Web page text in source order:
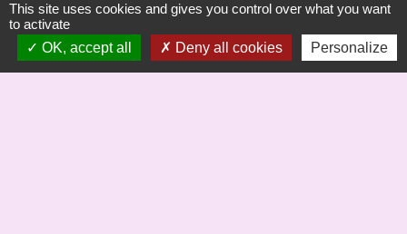
Signaler une erreur sur cette page
This site uses cookies and gives you control over what you want
to activate
OK, accept all
Deny all cookies Personalize